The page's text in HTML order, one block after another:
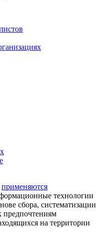
применяются
технологии
сбора, систематизации
предпочтениям
на территории